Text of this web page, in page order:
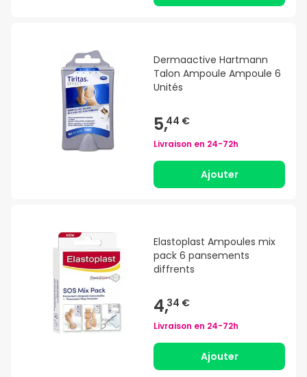
Dermaactive Hartmann
Talon Ampoule Ampoule 6
Unités
5,44 €
Livraison en 24-72h
Ajouter
Elastoplast Ampoules mix
pack 6 pansements
diffrents
4,34 €
Livraison en 24-72h
Ajouter